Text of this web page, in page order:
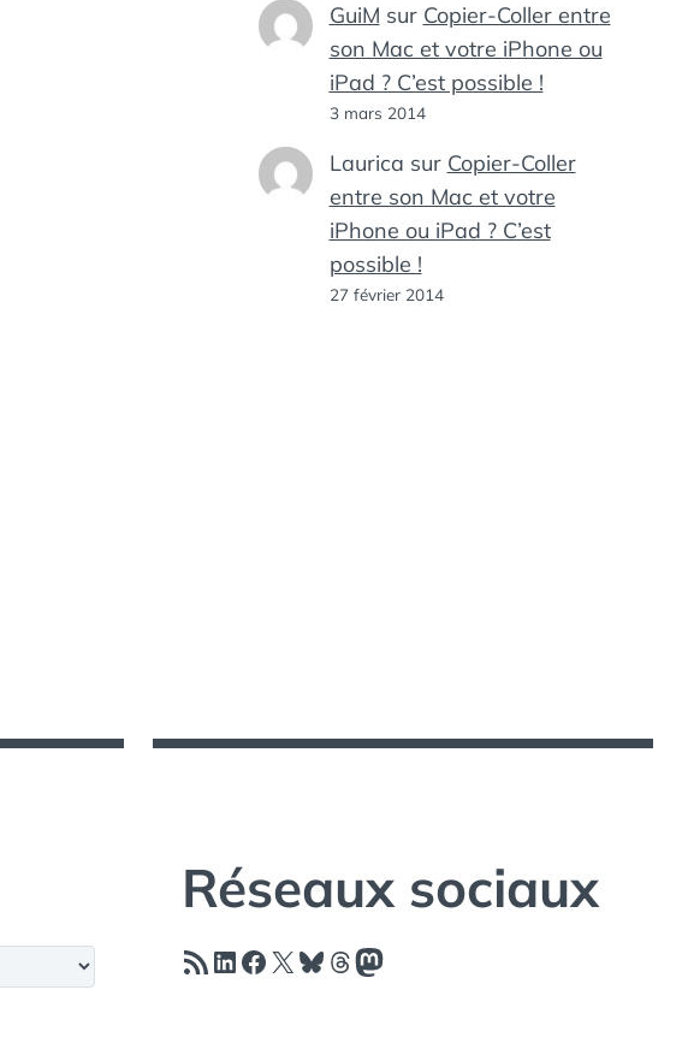
GuiM sur Copier-Coller entre
son Mac et votre iPhone ou
iPad ? C’est possible !
3 mars 2014
Laurica sur Copier-Coller
entre son Mac et votre
iPhone ou iPad ? C’est
possible !
27 février 2014
Réseaux sociaux
Flux RSSLinkedIn
Facebook
X Bluesky
Threads
Mastodon